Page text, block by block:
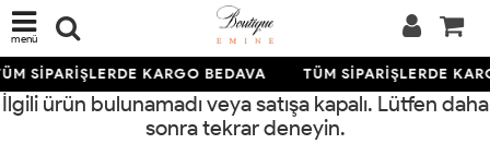
menü
SİPARİŞLERDE KARGO BEDAVA TÜM SİPARİŞLERDE
İlgili ürün bulunamadı veya satışa kapalı. Lütfen daha
sonra tekrar deneyin.